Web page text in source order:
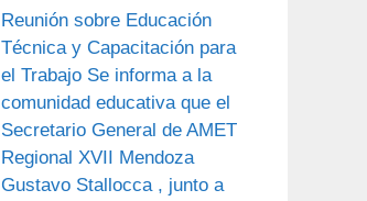
Reunión sobre Educación
Técnica y Capacitación para
el Trabajo Se informa a la
comunidad educativa que el
Secretario General de AMET
Regional XVII Mendoza
Gustavo Stallocca , junto a